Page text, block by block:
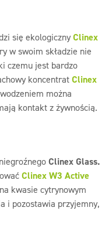
się ekologicznyClinex
w swoim składzie nie
czemu jest bardzo
koncentratClinex
można
kontakt z żywnością.
Clinex Glass.
Clinex W3 Active
kwasie cytrynowym
i pozostawia przyjemny,